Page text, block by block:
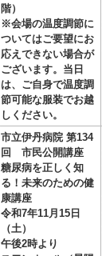
階）
※会場の温度調節に
ついてはご要望にお
応えできない場合が
ございます。当日
は、ご自身で温度調
節可能な服装でお越
しください。
市立伊丹病院 第134
回 市民公開講座
糖尿病を正しく知
る！未来のための健
康講座
令和7年11月15日
（土）
午後2時より